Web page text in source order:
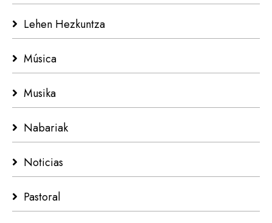
Lehen Hezkuntza
Música
Musika
Nabariak
Noticias
Pastoral